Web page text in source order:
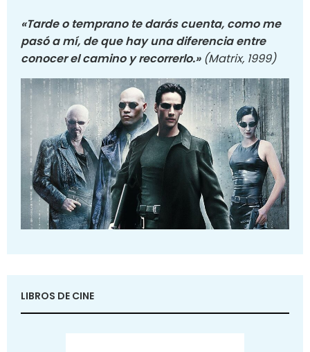
«Tarde o temprano te darás cuenta, como me
pasó a mí, de que hay una diferencia entre
conocer el camino y recorrerlo.» (Matrix, 1999)
LIBROS DE CINE